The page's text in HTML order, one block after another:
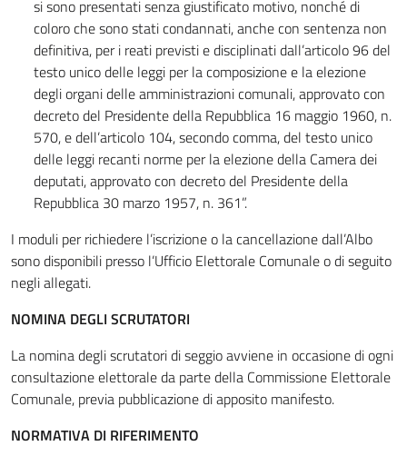
si sono presentati senza giustificato motivo, nonché di
coloro che sono stati condannati, anche con sentenza non
definitiva, per i reati previsti e disciplinati dall’articolo 96 del
testo unico delle leggi per la composizione e la elezione
degli organi delle amministrazioni comunali, approvato con
decreto del Presidente della Repubblica 16 maggio 1960, n.
570, e dell’articolo 104, secondo comma, del testo unico
delle leggi recanti norme per la elezione della Camera dei
deputati, approvato con decreto del Presidente della
Repubblica 30 marzo 1957, n. 361”.
I moduli per richiedere l’iscrizione o la cancellazione dall’Albo
sono disponibili presso l’Ufficio Elettorale Comunale o di seguito
negli allegati.
NOMINA DEGLI SCRUTATORI
La nomina degli scrutatori di seggio avviene in occasione di ogni
consultazione elettorale da parte della Commissione Elettorale
Comunale, previa pubblicazione di apposito manifesto.
NORMATIVA DI RIFERIMENTO